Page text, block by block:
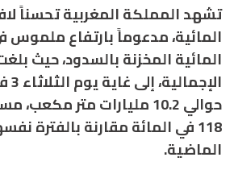
تشهد المملكة المغربية تحسناً
المائية، مدعوماً بارتفاع ملموس
المائية المخزنة بالسدود، حيث
حوالي 10.2 مليارات متر
118 في المائة مقارنة بالفترة
الماضية.